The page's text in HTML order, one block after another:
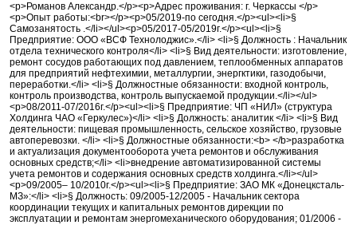
<p>Романов Александр.</p><p>Адрес проживания: г. Черкассы </p>
<p>Опыт работы:<br></p><p>05/2019-по сегодня.</p><ul><li>§
Самозанятость .</li></ul><p>05/2017-05/2019г.</p><ul><li>§
Предприятие: ООО «ВСФ Технолоджис».</li> <li>§ Должность : Начальник
отдела технического контроля</li> <li>§ Вид деятельности: изготовление,
ремонт сосудов работающих под давлением, теплообменных аппаратов
для предприятий нефтехимии, металлургии, энергктики, газодобычи,
переработки.</li> <li>§ Должностные обязанности: входной контроль,
контроль производства, контроль выпускаемой продукции.</li></ul>
<p>08/2011-07/2016г.</p><ul><li>§ Предприятие: ЧП «НИЛ» (структура
Холдинга ЧАО «Геркулес»)</li> <li>§ Должность: аналитик </li> <li>§ Вид
деятельности: пищевая промышленность, сельское хозяйство, грузовые
автоперевозки. </li> <li>§ Должностные обязанности:<b> </b>разработка
и актуализация документооборота учета ремонтов и обслуживания
основных средств;</li> <li>внедрение автоматизированной системы
учета ремонтов и содержания основных средств холдинга.</li></ul>
<p>09/2005– 10/2010г.</p><ul><li>§ Предприятие: ЗАО МК «Донецксталь-
МЗ»:</li> <li>§ Должность: 09/2005-12/2005 - Начальник сектора
координации текущих и капитальных ремонтов дирекции по
эксплуатации и ремонтам энергомеханического оборудования; 01/2006 -